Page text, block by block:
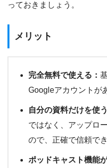
っておきましょう。
メリット
完全無料で使える：
Googleアカウントが
自分の資料だけを使う
ではなく、アップロ
ので、正確で信頼でき
ポッドキャスト機能